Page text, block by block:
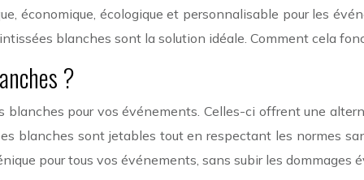
économique, écologique et personnalisable pour les
blanches sont la solution idéale. Comment cela
?
blanches pour vos événements. Celles-ci offrent une
blanches sont jetables tout en respectant les normes
pour tous vos événements, sans subir les dommages